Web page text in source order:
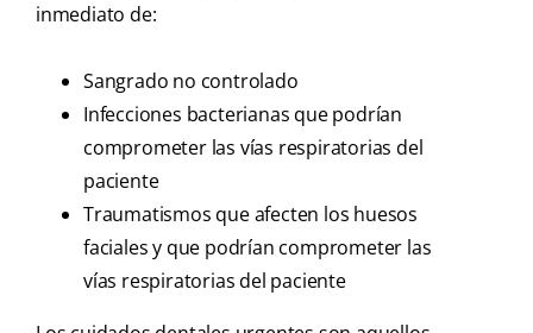
inmediato de:
Sangrado no controlado
Infecciones bacterianas que podrían
comprometer las vías respiratorias del
paciente
Traumatismos que afecten los huesos
faciales y que podrían comprometer las
vías respiratorias del paciente